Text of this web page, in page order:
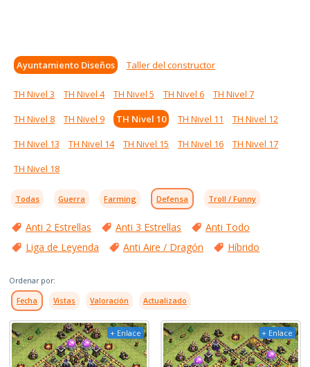
Ayuntamiento Diseños Taller del constructor
TH Nivel 3 TH Nivel 4 TH Nivel 5 TH Nivel 6
TH Nivel 7
TH Nivel 8
TH Nivel 9 TH Nivel 10 TH Nivel 11
TH Nivel 12
TH Nivel 13
TH Nivel 14 TH Nivel 15 TH Nivel 16
TH Nivel 17
TH Nivel 18
Todas Guerra Farming Defensa Troll / Funny
Anti 2 Estrellas Anti 3 Estrellas
Anti Todo
Liga de Leyenda
Anti Aire / Dragón Híbrido
Ordenar por:
Fecha Vistas Valoración Actualizado
+ Enlace + Enlace